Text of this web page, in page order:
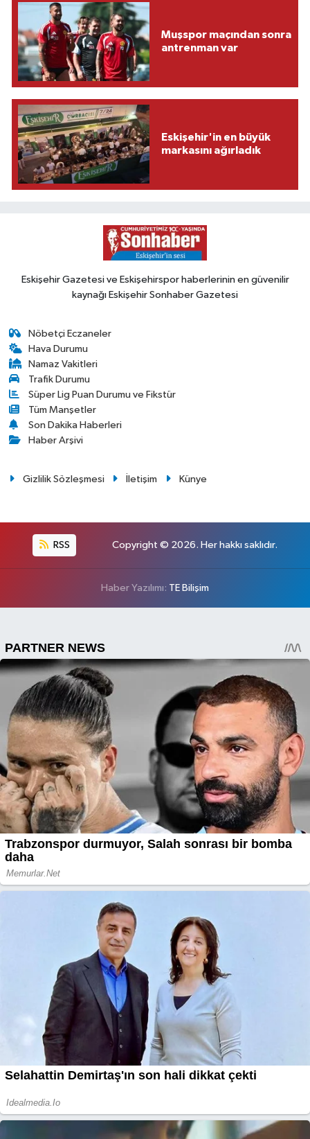
Muşspor maçından sonra
antrenman var
Eskişehir'in en büyük
markasını ağırladık
Eskişehir Gazetesi ve Eskişehirspor haberlerinin en güvenilir
kaynağı Eskişehir Sonhaber Gazetesi
Nöbetçi Eczaneler
Hava Durumu
Namaz Vakitleri
Trafik Durumu
Süper Lig Puan Durumu ve Fikstür
Tüm Manşetler
Son Dakika Haberleri
Haber Arşivi
Gizlilik Sözleşmesi İletişim Künye
RSS Copyright © 2026. Her hakkı saklıdır.
Haber Yazılımı: TE Bilişim